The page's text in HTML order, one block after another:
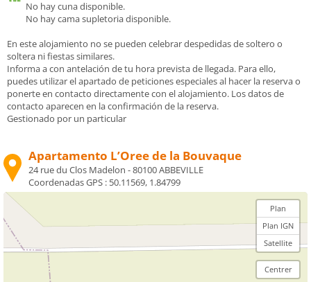
No hay cuna disponible.
No hay cama supletoria disponible.
En este alojamiento no se pueden celebrar despedidas de soltero o
soltera ni fiestas similares.
Informa a con antelación de tu hora prevista de llegada. Para ello,
puedes utilizar el apartado de peticiones especiales al hacer la reserva o
ponerte en contacto directamente con el alojamiento. Los datos de
contacto aparecen en la confirmación de la reserva.
Gestionado por un particular
Apartamento L’Oree de la Bouvaque
24 rue du Clos Madelon - 80100 ABBEVILLE
Coordenadas GPS : 50.11569, 1.84799
Plan
Plan IGN
Satellite
Centrer